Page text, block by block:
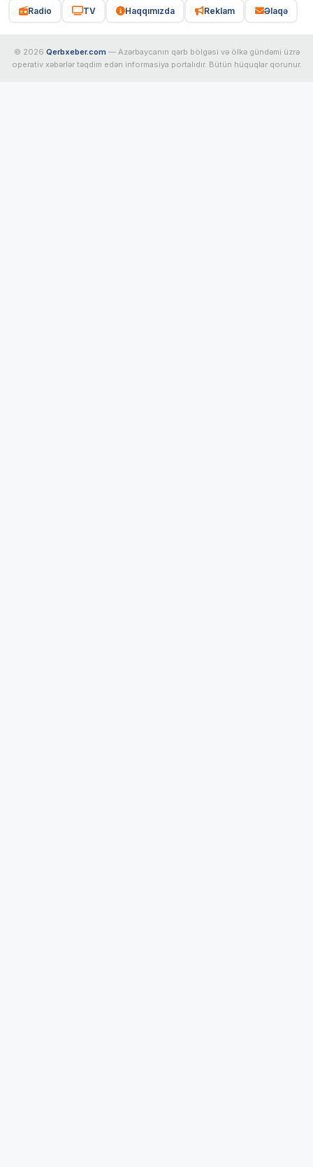
Radio TV Haqqımızda Reklam Əlaqə
© 2026 Qerbxeber.com — Azərbaycanın qərb bölgəsi və ölkə gündəmi üzrə
operativ xəbərlər təqdim edən informasiya portalıdır. Bütün hüquqlar qorunur.